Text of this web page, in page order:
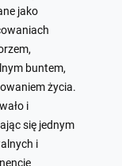
jako
buntem,
życia.
i
się jednym
i